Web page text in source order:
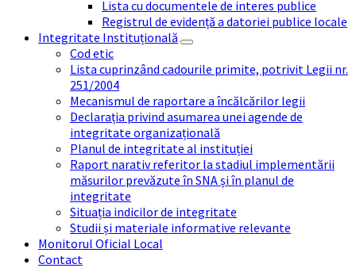
Lista cu documentele de interes publice
Registrul de evidență a datoriei publice locale
Integritate Instituțională
Cod etic
Lista cuprinzând cadourile primite, potrivit Legii nr.
251/2004
Mecanismul de raportare a încălcărilor legii
Declarația privind asumarea unei agende de
integritate organizațională
Planul de integritate al instituției
Raport narativ referitor la stadiul implementării
măsurilor prevăzute în SNA și în planul de
integritate
Situația indicilor de integritate
Studii și materiale informative relevante
Monitorul Oficial Local
Contact